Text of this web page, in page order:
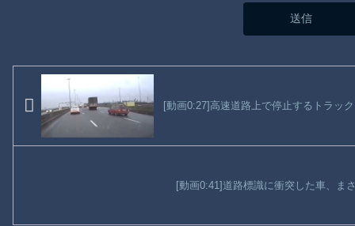
[動画0:27]高速道路上で停止するトラッ
[動画0:41]道路標識に衝突した車、ま